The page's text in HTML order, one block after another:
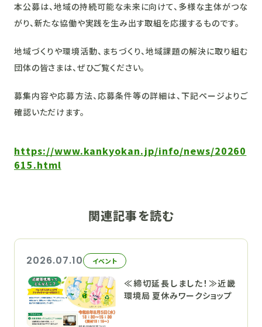
本公募は、地域の持続可能な未来に向けて、多様な主体がつな
がり、新たな協働や実践を生み出す取組を応援するものです。
地域づくりや環境活動、まちづくり、地域課題の解決に取り組む
団体の皆さまは、ぜひご覧ください。
募集内容や応募方法、応募条件等の詳細は、下記ページよりご
確認いただけます。
https://www.kankyokan.jp/info/news/20260
615.html
関連記事を読む
2026.07.10 イベント
≪締切延長しました！≫近畿
環境局 夏休みワークショップ